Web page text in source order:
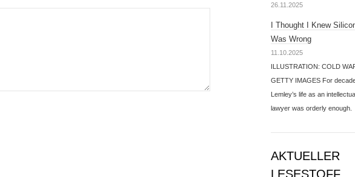
26.11.2025
I Thought I Knew
Was Wrong
11.10.2025
ILLUSTRATION: COLD
GETTY IMAGES For
Lemley’s life as an
lawyer was orderly enough.
AKTUELLER
LESESTOFF